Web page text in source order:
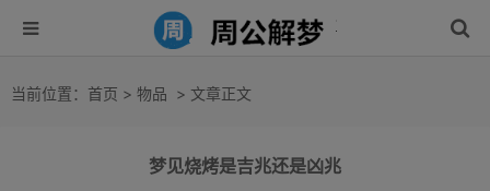
当前位置： 首页 > 物品 > 文章正文
梦见烧烤是吉兆还是凶兆